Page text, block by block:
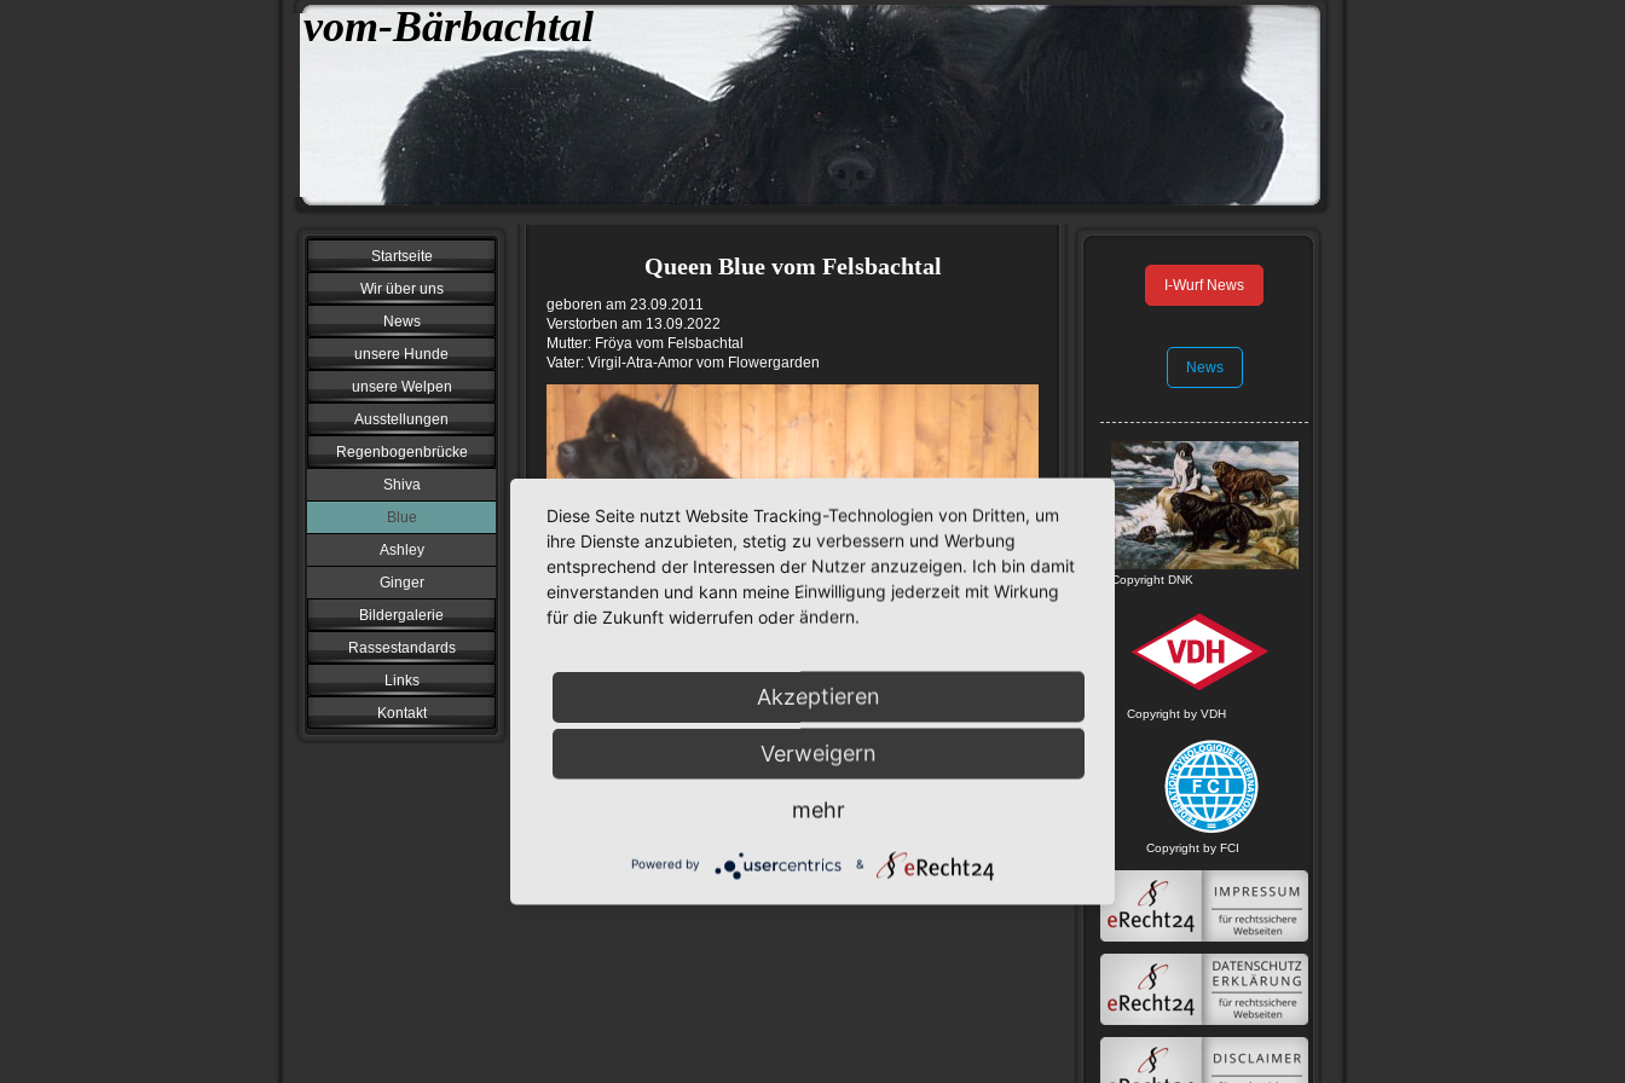
vom-Bärbachtal
Startseite
Wir über uns
News
unsere Hunde
unsere Welpen
Ausstellungen
Regenbogenbrücke
Shiva
Blue
Ashley
Ginger
Bildergalerie
Rassestandards
Links
Kontakt
Queen Blue vom Felsbachtal
geboren am 23.09.2011
Verstorben am 13.09.2022
Mutter: Fröya vom Felsbachtal
Vater: Virgil-Atra-Amor vom Flowergarden
I-Wurf News
News
Copyright DNK
Copyright by VDH
Copyright by FCI
Diese Seite nutzt Website Tracking-Technologien von Dritten, um
ihre Dienste anzubieten, stetig zu verbessern und Werbung
entsprechend der Interessen der Nutzer anzuzeigen. Ich bin damit
einverstanden und kann meine Einwilligung jederzeit mit Wirkung
für die Zukunft widerrufen oder ändern.
Akzeptieren
Verweigern
mehr
Powered by &